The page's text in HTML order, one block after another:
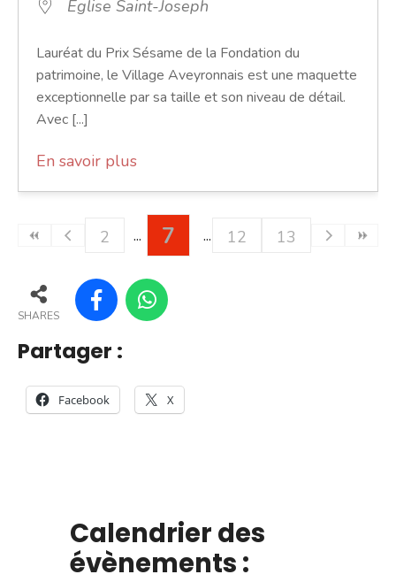
Eglise Saint-Joseph
Lauréat du Prix Sésame de la Fondation du
patrimoine, le Village Aveyronnais est une maquette
exceptionnelle par sa taille et son niveau de détail.
Avec [...]
En savoir plus
2 7 12 13
SHARES
Partager :
Facebook X
Calendrier des
évènements :